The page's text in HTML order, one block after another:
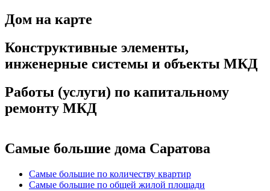
Дом на карте
Конструктивные элементы,
инженерные системы и объекты МКД
Работы (услуги) по капитальному
ремонту МКД
Самые большие дома Саратова
Самые большие по количеству квартир
Самые большие по общей жилой площади